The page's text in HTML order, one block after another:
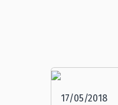
17/05/2018